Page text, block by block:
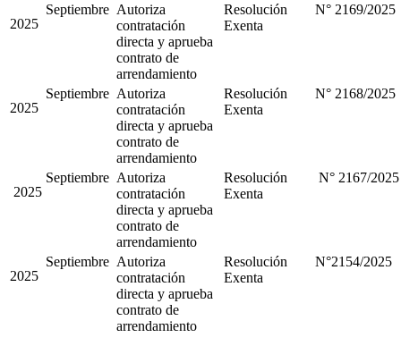
2025
Septiembre Autoriza
contratación
directa y aprueba
contrato de
arrendamiento
Resolución
Exenta
N° 2169/2025
2025
Septiembre Autoriza
contratación
directa y aprueba
contrato de
arrendamiento
Resolución
Exenta
N° 2168/2025
2025
Septiembre Autoriza
contratación
directa y aprueba
contrato de
arrendamiento
Resolución
Exenta
N° 2167/2025
2025
Septiembre Autoriza
contratación
directa y aprueba
contrato de
arrendamiento
Resolución
Exenta
N°2154/2025